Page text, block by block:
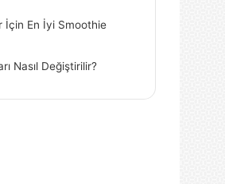
İçin En İyi Smoothie
Nasıl Değiştirilir?